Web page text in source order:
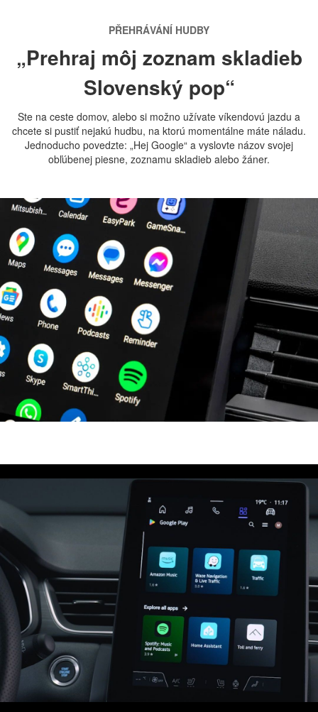
PŘEHRÁVÁNÍ HUDBY
„Prehraj môj zoznam skladieb
Slovenský pop“
Ste na ceste domov, alebo si možno užívate víkendovú jazdu a
chcete si pustiť nejakú hudbu, na ktorú momentálne máte náladu.
Jednoducho povedzte: „Hej Google“ a vyslovte názov svojej
obľúbenej piesne, zoznamu skladieb alebo žáner.